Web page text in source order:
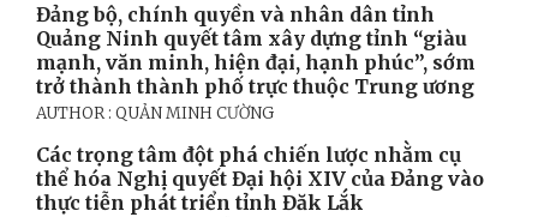
Đảng bộ, chính quyền và nhân dân tỉnh
Quảng Ninh quyết tâm xây dựng tỉnh “giàu
mạnh, văn minh, hiện đại, hạnh phúc”, sớm
trở thành thành phố trực thuộc Trung ương
AUTHOR : QUẢN MINH CƯỜNG
Các trọng tâm đột phá chiến lược nhằm cụ
thể hóa Nghị quyết Đại hội XIV của Đảng vào
thực tiễn phát triển tỉnh Đăk Lắk